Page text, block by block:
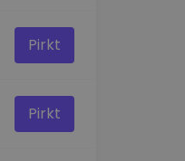
Pirkt
Pirkt